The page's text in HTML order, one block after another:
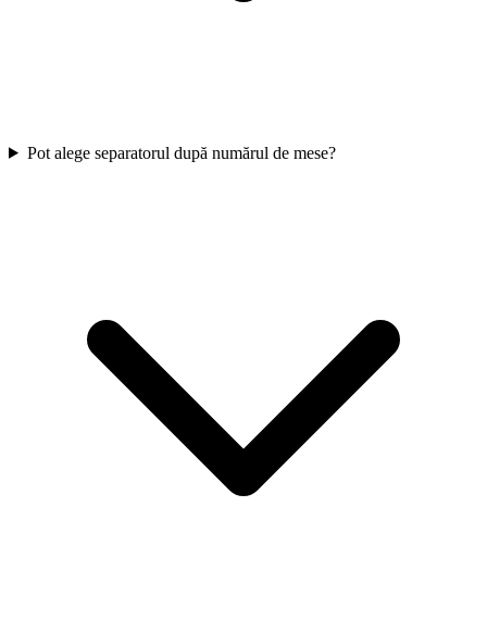
Pot alege separatorul după numărul de mese?